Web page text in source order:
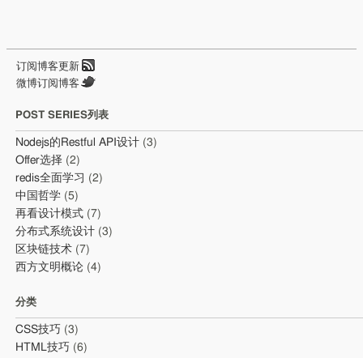
订阅博客更新
微博订阅博客
POST SERIES列表
Nodejs的Restful API设计 (3)
Offer选择 (2)
redis全面学习 (2)
中国哲学 (5)
再看设计模式 (7)
分布式系统设计 (3)
区块链技术 (7)
西方文明概论 (4)
分类
CSS技巧 (3)
HTML技巧 (6)